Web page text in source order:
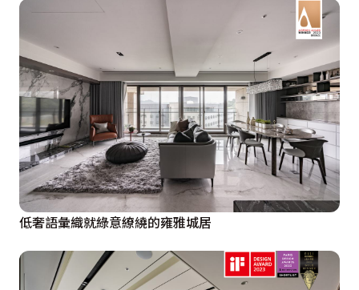
低奢語彙織就綠意繚繞的雍雅城居